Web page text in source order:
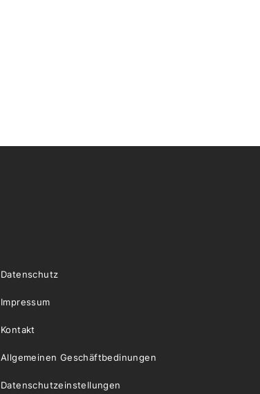
Datenschutz
Impressum
Kontakt
Allgemeinen Geschäftbedinungen
Datenschutzeinstellungen